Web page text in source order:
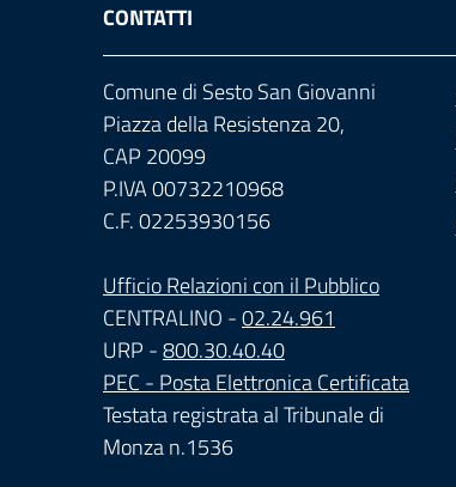
CONTATTI
Comune di Sesto San Giovanni
Piazza della Resistenza 20,
CAP 20099
P.IVA 00732210968
C.F. 02253930156
Ufficio Relazioni con il Pubblico
CENTRALINO -02.24.961
URP -800.30.40.40
PEC - Posta Elettronica Certificata
Testata registrata al Tribunale di
Monza n.1536